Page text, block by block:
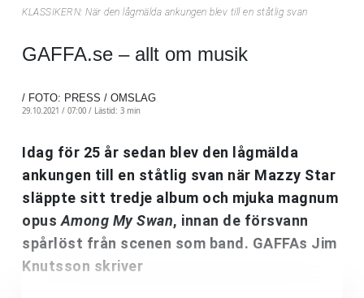
KLASSIKERN: När den lågmälda ankungen blev till en ståtlig svan
GAFFA.se – allt om musik
/ FOTO: PRESS / OMSLAG
29.10.2021 / 07:00 / Lästid: 3 min
Idag för 25 år sedan blev den lågmälda
ankungen till en ståtlig svan när Mazzy Star
släppte sitt tredje album och mjuka magnum
opusAmong My Swan, innan de försvann
spårlöst från scenen som band. GAFFAs Jim
Knutsson skriver